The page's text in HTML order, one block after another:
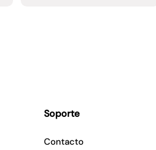
Soporte
Contacto